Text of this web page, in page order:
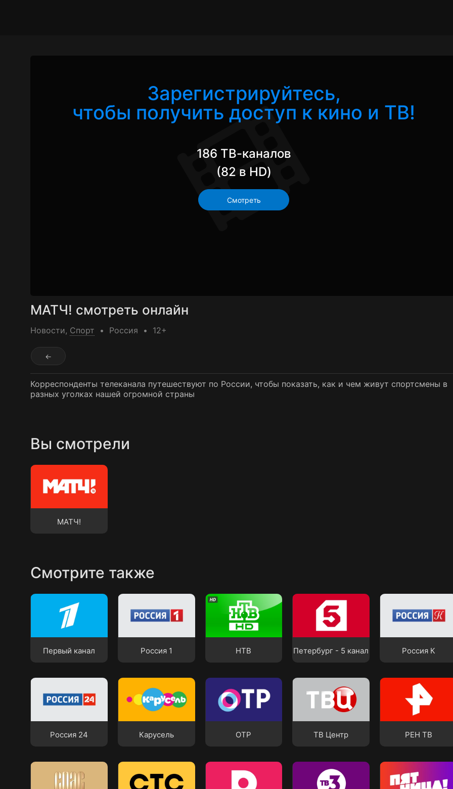
Зарегистрируйтесь,
чтобы получить доступ к кино и ТВ!
186 ТВ-каналов
(82 в HD)
Смотреть
МАТЧ! смотреть онлайн
Новости, Спорт Россия 12+
←
Корреспонденты телеканала путешествуют по России, чтобы показать, как и чем живут спортсмены в
разных уголках нашей огромной страны
Вы смотрели
МАТЧ!
Смотрите также
Первый канал
Первый канал Россия 1 НТВ
Петербург - 5
канал
Петербург - 5 канал Россия К
Россия 24
Карусель
Карусель
ОТР
ОТР ТВ Центр РЕН ТВ